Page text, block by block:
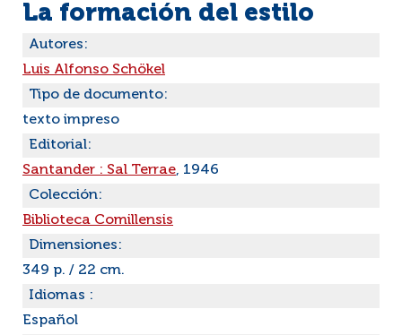
La formación del estilo
Autores:
Luis Alfonso Schökel
Tipo de documento:
texto impreso
Editorial:
Santander : Sal Terrae, 1946
Colección:
Biblioteca Comillensis
Dimensiones:
349 p. / 22 cm.
Idiomas :
Español